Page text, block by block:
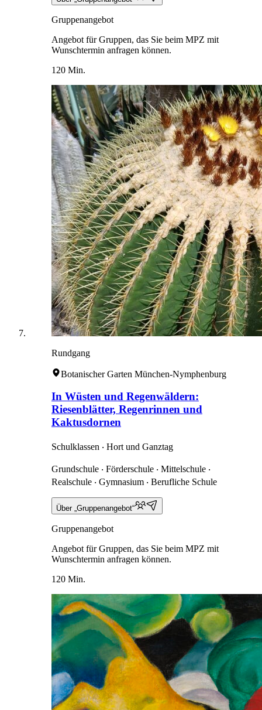
Gruppenangebot
Angebot für Gruppen, das Sie beim MPZ mit
Wunschtermin anfragen können.
120 Min.
Rundgang
Botanischer Garten München-Nymphenburg
In Wüsten und Regenwäldern:
Riesenblätter, Regenrinnen und
Kaktusdornen
Schulklassen ‧ Hort und Ganztag
Grundschule ‧ Förderschule ‧ Mittelschule ‧
Realschule ‧ Gymnasium ‧ Berufliche Schule
Über „Gruppenangebot“
Gruppenangebot
Angebot für Gruppen, das Sie beim MPZ mit
Wunschtermin anfragen können.
120 Min.